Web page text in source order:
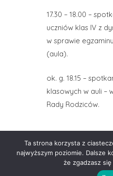
17.30 – 18.00 –
uczniów klas IV z
w sprawie
(aula).
ok. g. 18.15 –
klasowych w auli –
Rady Rodziców.
Ta strona korzysta z
najwyższym poziomie. Dalsze
że zgadzasz